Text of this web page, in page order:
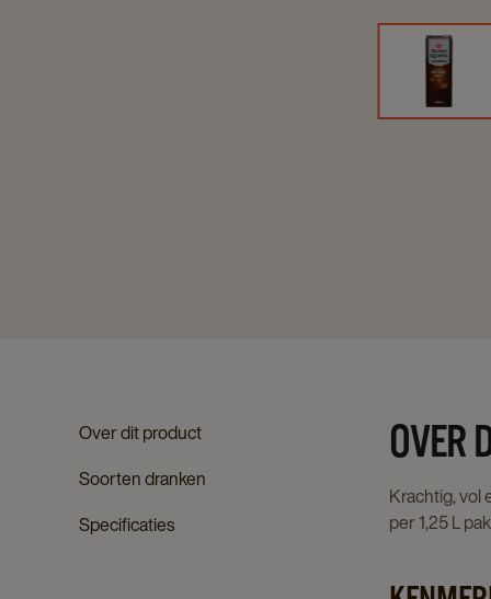
Over dit product
Soorten dranken
Specificaties
OVER
Krachtig, vol
per 1,25 L